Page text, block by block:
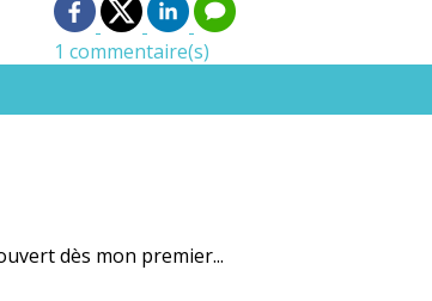
1 commentaire(s)
dès mon premier...